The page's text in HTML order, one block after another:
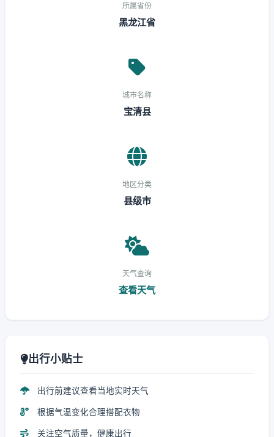
所属省份
黑龙江省
城市名称
宝清县
地区分类
县级市
天气查询
查看天气
出行小贴士
出行前建议查看当地实时天气
根据气温变化合理搭配衣物
关注空气质量，健康出行